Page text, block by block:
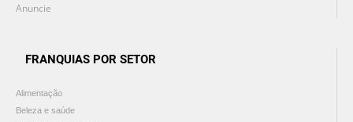
Anuncie
FRANQUIAS POR SETOR
Alimentação
Beleza e saúde